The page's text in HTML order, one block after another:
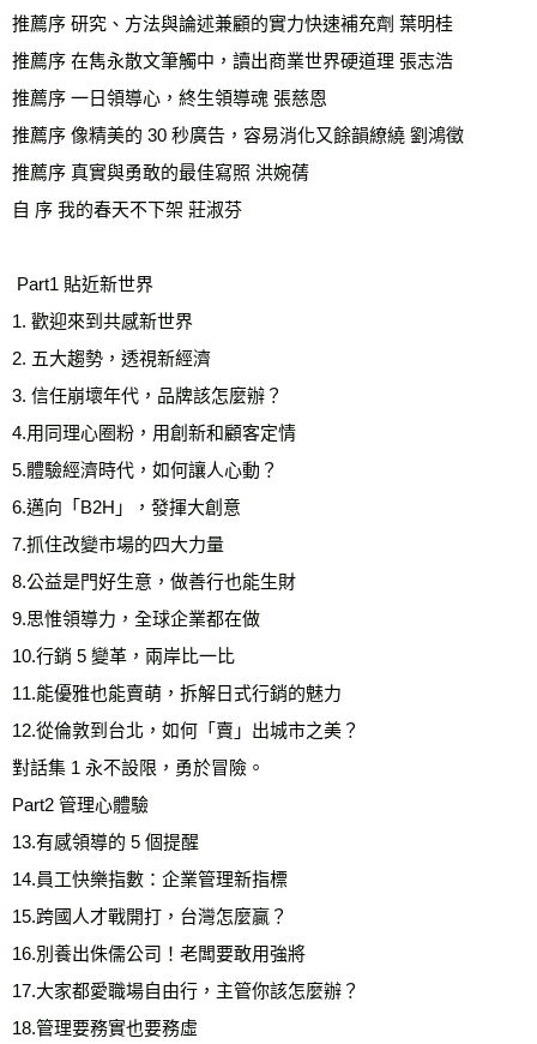
推薦序 研究、方法與論述兼顧的實力快速補充劑 葉明桂
推薦序 在雋永散文筆觸中，讀出商業世界硬道理 張志浩
推薦序 一日領導心，終生領導魂 張慈恩
推薦序 像精美的 30 秒廣告，容易消化又餘韻繚繞 劉鴻徵
推薦序 真實與勇敢的最佳寫照 洪婉蒨
自 序 我的春天不下架 莊淑芬
1. 歡迎來到共感新世界
2. 五大趨勢，透視新經濟
3. 信任崩壞年代，品牌該怎麼辦？
4.用同理心圈粉，用創新和顧客定情
5.體驗經濟時代，如何讓人心動？
6.邁向「B2H」，發揮大創意
7.抓住改變市場的四大力量
8.公益是門好生意，做善行也能生財
9.思惟領導力，全球企業都在做
10.行銷 5 變革，兩岸比一比
11.能優雅也能賣萌，拆解日式行銷的魅力
12.從倫敦到台北，如何「賣」出城市之美？
對話集 1 永不設限，勇於冒險。
Part2 管理心體驗
13.有感領導的 5 個提醒
14.員工快樂指數：企業管理新指標
15.跨國人才戰開打，台灣怎麼贏？
16.別養出侏儒公司！老闆要敢用強將
17.大家都愛職場自由行，主管你該怎麼辦？
18.管理要務實也要務虛